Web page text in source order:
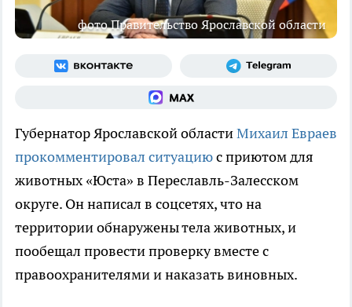
фото Правительство Ярославской области
Губернатор Ярославской областиМихаил Евраев
прокомментировал ситуациюс приютом для
животных «Юста» в Переславль-Залесском
округе. Он написал в соцсетях, что на
территории обнаружены тела животных, и
пообещал провести проверку вместе с
правоохранителями и наказать виновных.